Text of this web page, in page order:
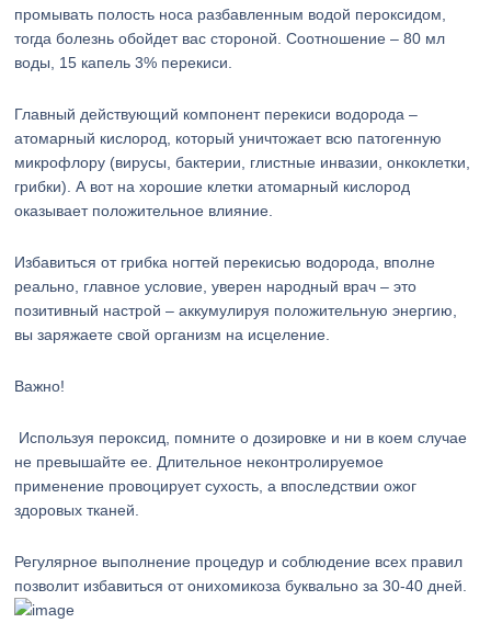
промывать полость носа разбавленным водой пероксидом,
тогда болезнь обойдет вас стороной. Соотношение – 80 мл
воды, 15 капель 3% перекиси.
Главный действующий компонент перекиси водорода –
атомарный кислород, который уничтожает всю патогенную
микрофлору (вирусы, бактерии, глистные инвазии, онкоклетки,
грибки). А вот на хорошие клетки атомарный кислород
оказывает положительное влияние.
Избавиться от грибка ногтей перекисью водорода, вполне
реально, главное условие, уверен народный врач – это
позитивный настрой – аккумулируя положительную энергию,
вы заряжаете свой организм на исцеление.
Важно!
Используя пероксид, помните о дозировке и ни в коем случае
не превышайте ее. Длительное неконтролируемое
применение провоцирует сухость, а впоследствии ожог
здоровых тканей.
Регулярное выполнение процедур и соблюдение всех правил
позволит избавиться от онихомикоза буквально за 30-40 дней.